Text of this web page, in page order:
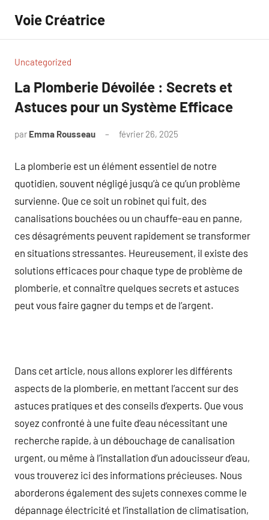
contenu
Voie Créatrice
Uncategorized
La Plomberie Dévoilée : Secrets et
Astuces pour un Système Efficace
par Emma Rousseau février 26, 2025
La plomberie est un élément essentiel de notre
quotidien, souvent négligé jusqu’à ce qu’un problème
survienne. Que ce soit un robinet qui fuit, des
canalisations bouchées ou un chauffe-eau en panne,
ces désagréments peuvent rapidement se transformer
en situations stressantes. Heureusement, il existe des
solutions efficaces pour chaque type de problème de
plomberie, et connaître quelques secrets et astuces
peut vous faire gagner du temps et de l’argent.
Dans cet article, nous allons explorer les différents
aspects de la plomberie, en mettant l’accent sur des
astuces pratiques et des conseils d’experts. Que vous
soyez confronté à une fuite d’eau nécessitant une
recherche rapide, à un débouchage de canalisation
urgent, ou même à l’installation d’un adoucisseur d’eau,
vous trouverez ici des informations précieuses. Nous
aborderons également des sujets connexes comme le
dépannage électricité et l’installation de climatisation,